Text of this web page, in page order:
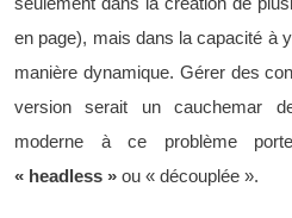
en page), mais dans la capacité à
manière dynamique. Gérer des
version serait un cauchemar
moderne à ce problème
« headless » ou « découplée ».